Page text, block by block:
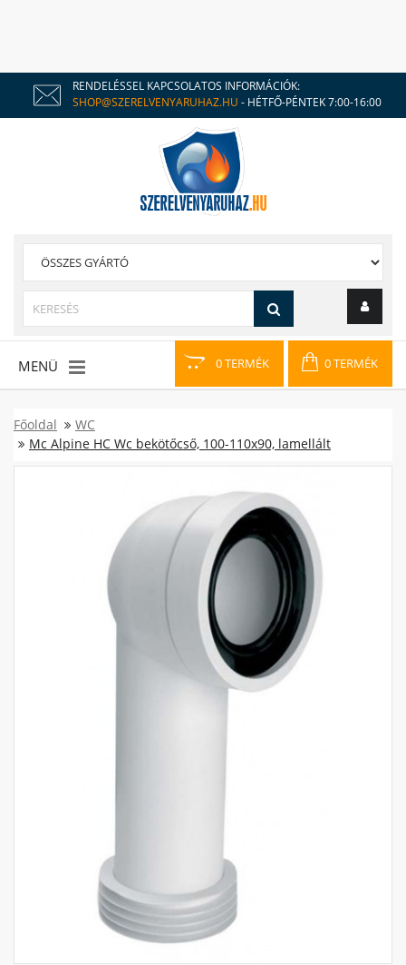
RENDELÉSSEL KAPCSOLATOS INFORMÁCIÓK:
SHOP@SZERELVENYARUHAZ.HU - HÉTFŐ-PÉNTEK 7:00-16:00
0 TERMÉK 0 TERMÉK
MENÜ
Főoldal
WC
Mc Alpine HC Wc bekötőcső, 100-110x90, lamellált